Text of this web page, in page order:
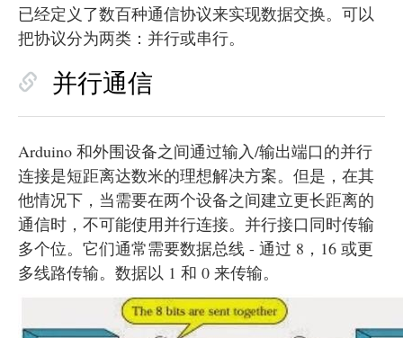
已经定义了数百种通信协议来实现数据交换。可以
把协议分为两类：并行或串行。
并行通信
Arduino 和外围设备之间通过输入/输出端口的并行
连接是短距离达数米的理想解决方案。但是，在其
他情况下，当需要在两个设备之间建立更长距离的
通信时，不可能使用并行连接。并行接口同时传输
多个位。它们通常需要数据总线 - 通过 8，16 或更
多线路传输。数据以 1 和 0 来传输。